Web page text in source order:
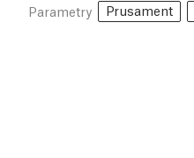
Parametry Prusament